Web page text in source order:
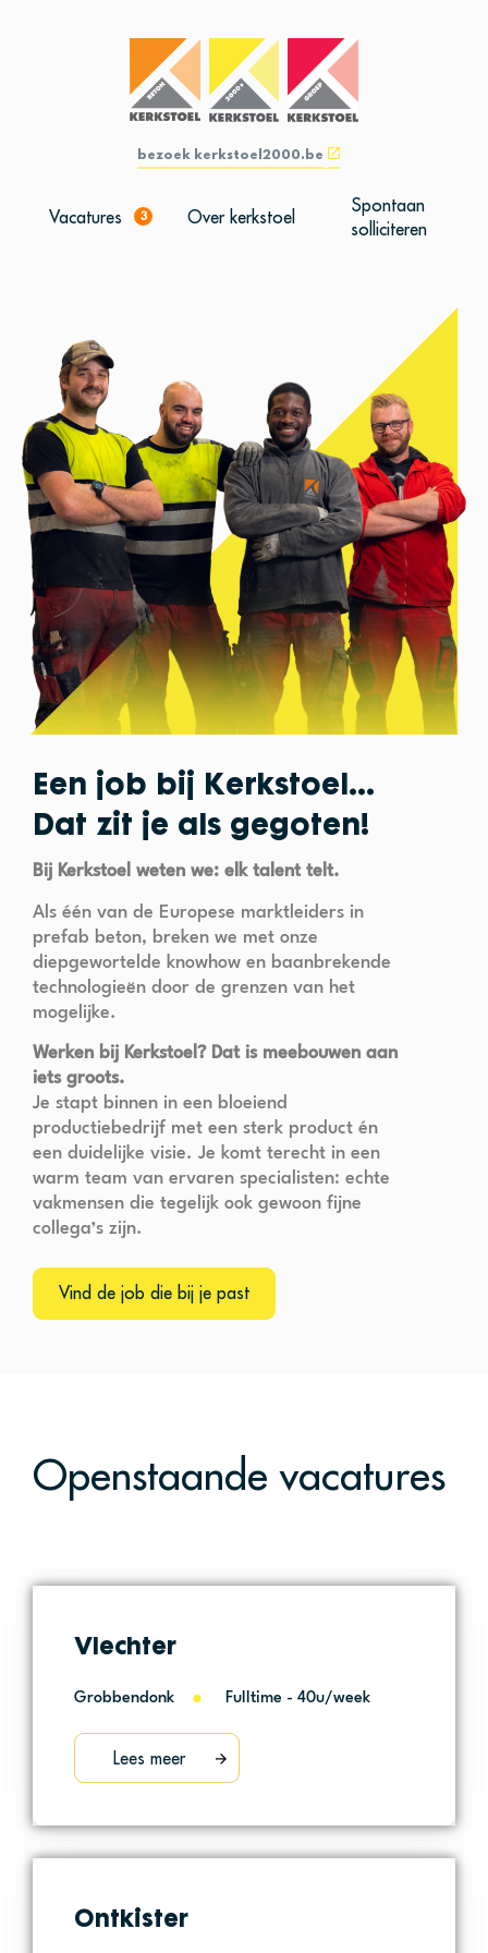
bezoek kerkstoel2000.be
Vacatures 3 Over kerkstoel
Spontaan
solliciteren
Een job bij Kerkstoel...
Dat zit je als gegoten!
Bij Kerkstoel weten we: elk talent telt.
Als één van de Europese marktleiders in
prefab beton, breken we met onze
diepgewortelde knowhow en baanbrekende
technologieën door de grenzen van het
mogelijke.
Werken bij Kerkstoel? Dat is meebouwen aan
iets groots.
Je stapt binnen in een bloeiend
productiebedrijf met een sterk product én
een duidelijke visie. Je komt terecht in een
warm team van ervaren specialisten: echte
vakmensen die tegelijk ook gewoon fijne
collega’s zijn.
Vind de job die bij je past
Openstaande vacatures
Vlechter
Grobbendonk Fulltime - 40u/week
Lees meer
Ontkister